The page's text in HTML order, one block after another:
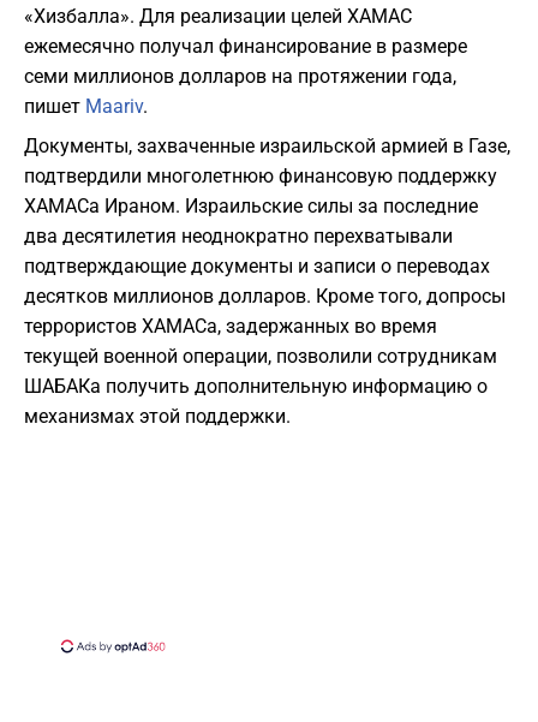
«Хизбалла». Для реализации целей ХАМАС
ежемесячно получал финансирование в размере
семи миллионов долларов на протяжении года,
пишет Maariv.
Документы, захваченные израильской армией в Газе,
подтвердили многолетнюю финансовую поддержку
ХАМАСа Ираном. Израильские силы за последние
два десятилетия неоднократно перехватывали
подтверждающие документы и записи о переводах
десятков миллионов долларов. Кроме того, допросы
террористов ХАМАСа, задержанных во время
текущей военной операции, позволили сотрудникам
ШАБАКа получить дополнительную информацию о
механизмах этой поддержки.